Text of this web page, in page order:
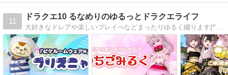
11
ドラクエ10 るなめりのゆるっとドラクエライフ
大好きなドレアや楽しいプレイべなどまったりゆるく綴ります(*´ω｀*)♪ドレアはレシピも公開中！